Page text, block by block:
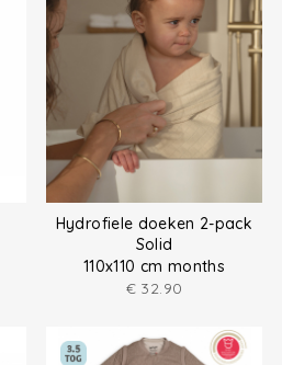
Hydrofiele doeken 2-pack
Solid
110x110 cm months
€ 32.90